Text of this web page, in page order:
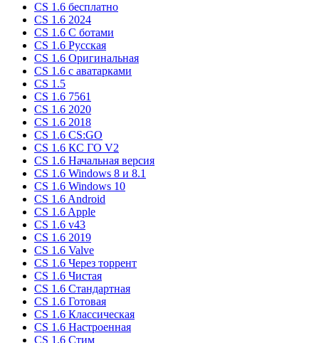
CS 1.6 бесплатно
CS 1.6 2024
CS 1.6 С ботами
CS 1.6 Русская
CS 1.6 Оригинальная
CS 1.6 c аватарками
CS 1.5
CS 1.6 7561
CS 1.6 2020
CS 1.6 2018
CS 1.6 CS:GO
CS 1.6 КС ГО V2
CS 1.6 Начальная версия
CS 1.6 Windows 8 и 8.1
CS 1.6 Windows 10
CS 1.6 Android
CS 1.6 Apple
CS 1.6 v43
CS 1.6 2019
CS 1.6 Valve
CS 1.6 Через торрент
CS 1.6 Чистая
CS 1.6 Стандартная
CS 1.6 Готовая
CS 1.6 Классическая
CS 1.6 Настроенная
CS 1.6 Стим